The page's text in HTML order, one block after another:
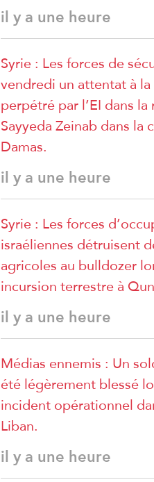
il y a une heure
Syrie : Les forces de
vendredi un attentat à
perpétré par l’EI dans
Sayyeda Zeinab dans la
Damas.
il y a une heure
Syrie : Les forces
israéliennes détruisent
agricoles au bulldozer
incursion terrestre à
il y a une heure
Médias ennemis : Un
été légèrement blessé
incident opérationnel
Liban.
il y a une heure